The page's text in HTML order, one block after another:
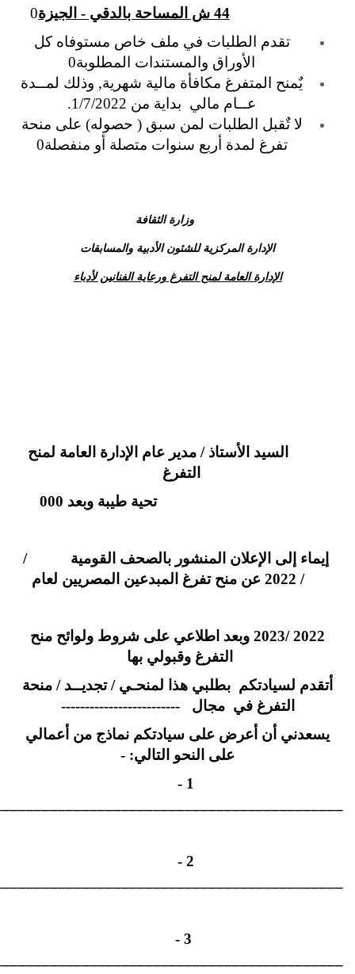
44 ش المساحة بالدقي - الجيزة
0
تقدم الطلبات في ملف خاص مستوفاه كل
الأوراق والمستندات المطلوبة0
يٌمنح المتفرغ مكافأة مالية شهرية, وذلك لمــدة
عــام مالي بداية من 1/7/2022.
لا تٌقبل الطلبات لمن سبق ( حصوله) على منحة
تفرغ لمدة أربع سنوات متصلة أو منفصلة0
وزارة الثقافة
الإدارة المركزية للشئون الأدبية والمسابقات
الإدارة العامة لمنح التفرغ ورعاية الفنانين لأدباء
السيد الأستاذ / مدير عام الإدارة العامة لمنح
التفرغ
تحية طيبة وبعد 000
إيماء إلى الإعلان المنشور بالصحف القومية /
/ 2022 عن منح تفرغ المبدعين المصريين لعام
2022 /2023 وبعد اطلاعي على شروط ولوائح منح
التفرغ وقبولي بها
أتقدم لسيادتكم بطلبي هذا لمنحـي / تجديــد / منحة
التفرغ في مجال -------------------------
يسعدني أن أعرض على سيادتكم نماذج من أعمالي
على النحو التالي: -
1 -
2 -
3 -